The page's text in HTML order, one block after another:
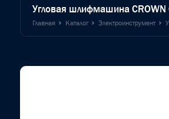
Угловая шлифмашина
Главная Каталог Электроинструмент